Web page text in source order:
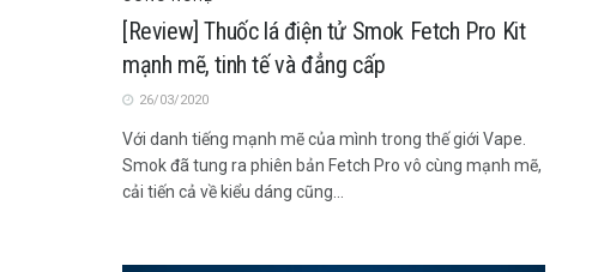
[Review] Thuốc lá điện tử Smok Fetch Pro Kit
mạnh mẽ, tinh tế và đẳng cấp
26/03/2020
Với danh tiếng mạnh mẽ của mình trong thế giới Vape.
Smok đã tung ra phiên bản Fetch Pro vô cùng mạnh mẽ,
cải tiến cả về kiểu dáng cũng...